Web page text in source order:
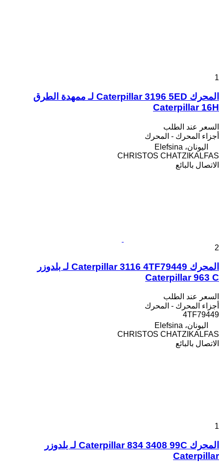
1
المحرك Caterpillar 3196 5ED لـ ممهدة الطرق
Caterpillar 16H
السعر عند الطلب
أجزاء المحرك - المحرك
اليونان، Elefsina
CHRISTOS CHATZIKALFAS
الاتصال بالبائع
2
المحرك Caterpillar 3116 4TF79449 لـ بلدوزر
Caterpillar 963 C
السعر عند الطلب
أجزاء المحرك - المحرك
4TF79449
اليونان، Elefsina
CHRISTOS CHATZIKALFAS
الاتصال بالبائع
1
المحرك Caterpillar 834 3408 99C لـ بلدوزر
Caterpillar